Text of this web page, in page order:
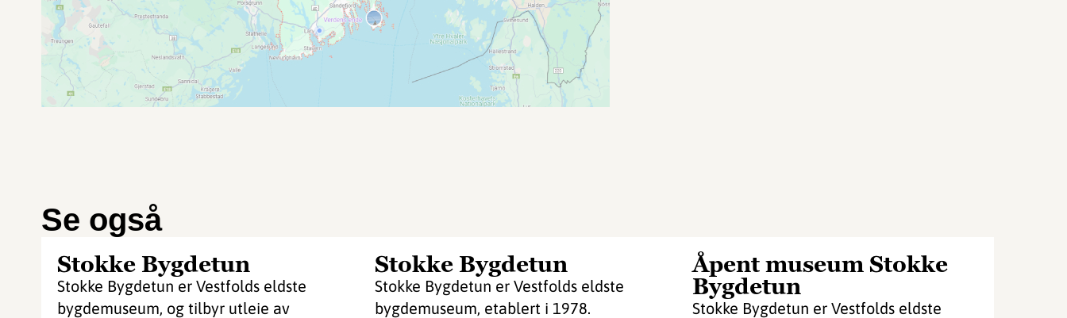
Se også
Stokke Bygdetun
Stokke Bygdetun er Vestfolds eldste
bygdemuseum, og tilbyr utleie av
Stokke Bygdetun
Stokke Bygdetun er Vestfolds eldste
bygdemuseum, etablert i 1978.
Åpent museum Stokke
Bygdetun
Stokke Bygdetun er Vestfolds eldste